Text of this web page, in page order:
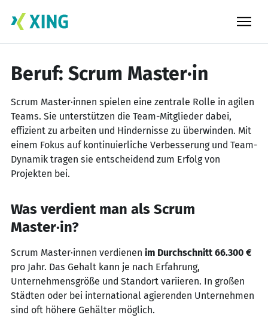
Beruf: Scrum Master·in
Scrum Master·innen spielen eine zentrale Rolle in agilen
Teams. Sie unterstützen die Team-Mitglieder dabei,
effizient zu arbeiten und Hindernisse zu überwinden. Mit
einem Fokus auf kontinuierliche Verbesserung und Team-
Dynamik tragen sie entscheidend zum Erfolg von
Projekten bei.
Was verdient man als Scrum
Master·in?
Scrum Master·innen verdienen im Durchschnitt 66.300 €
pro Jahr. Das Gehalt kann je nach Erfahrung,
Unternehmensgröße und Standort variieren. In großen
Städten oder bei international agierenden Unternehmen
sind oft höhere Gehälter möglich.